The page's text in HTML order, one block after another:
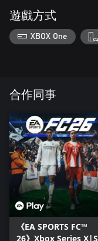
遊戲方式
XBOX One
合作同事
《EA SPORTS FC™
26》Xbox Series X|S